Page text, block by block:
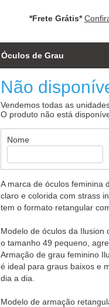
*Frete Grátis*
Óculos de Grau
Não
Vendemos todas as
O produto não está
Nome
A marca de óculos feminina
claro e colorida com strass
tem o formato retangular
Modelo de óculos da Ilusion
o tamanho 49 pequeno,
Armação de grau feminino
é ideal para graus baixos e
dia a dia.
Modelo de armação